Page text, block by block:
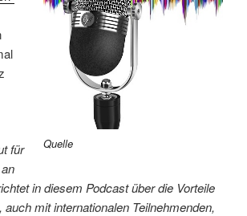
Quelle
für
in diesem Podcast über die Vorteile
auch mit internationalen Teilnehmenden,